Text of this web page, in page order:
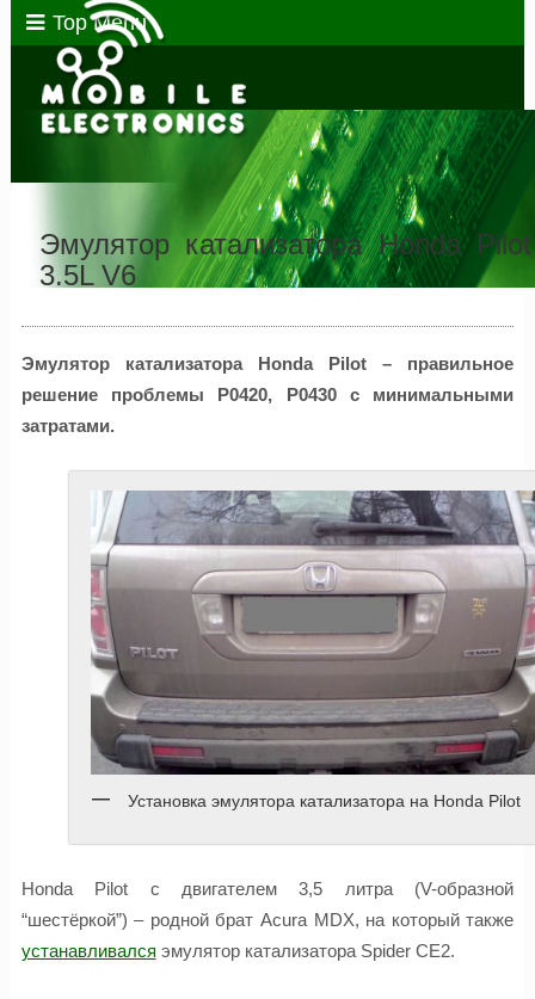
Top Menu
Эмулятор катализатора Honda Pilot
3.5L V6
Эмулятор катализатора Honda Pilot – правильное
решение проблемы P0420, P0430 с минимальными
затратами.
Установка эмулятора катализатора на Honda Pilot
Honda Pilot с двигателем 3,5 литра (V-образной
“шестёркой”) – родной брат Acura MDX, на который также
устанавливался эмулятор катализатора Spider CE2.